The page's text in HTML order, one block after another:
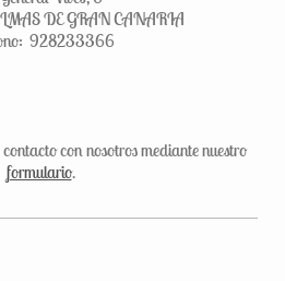
DE GRAN CANARIA
928233366
con nosotros mediante nuestro
formulario.